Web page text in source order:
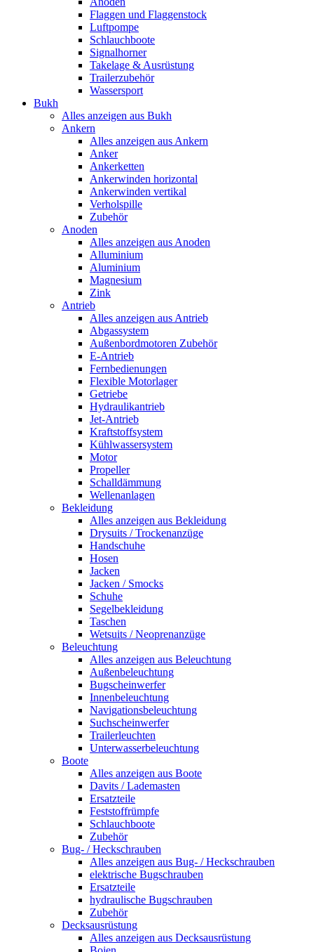
Flaggen und Flaggenstock
Luftpompe
Schlauchboote
Signalhorner
Takelage & Ausrüstung
Trailerzubehör
Wassersport
Bukh
Alles anzeigen aus Bukh
Ankern
Alles anzeigen aus Ankern
Anker
Ankerketten
Ankerwinden horizontal
Ankerwinden vertikal
Verholspille
Zubehör
Anoden
Alles anzeigen aus Anoden
Alluminium
Aluminium
Magnesium
Zink
Antrieb
Alles anzeigen aus Antrieb
Abgassystem
Außenbordmotoren Zubehör
E-Antrieb
Fernbedienungen
Flexible Motorlager
Getriebe
Hydraulikantrieb
Jet-Antrieb
Kraftstoffsystem
Kühlwassersystem
Motor
Propeller
Schalldämmung
Wellenanlagen
Bekleidung
Alles anzeigen aus Bekleidung
Drysuits / Trockenanzüge
Handschuhe
Hosen
Jacken
Jacken / Smocks
Schuhe
Segelbekleidung
Taschen
Wetsuits / Neoprenanzüge
Beleuchtung
Alles anzeigen aus Beleuchtung
Außenbeleuchtung
Bugscheinwerfer
Innenbeleuchtung
Navigationsbeleuchtung
Suchscheinwerfer
Trailerleuchten
Unterwasserbeleuchtung
Boote
Alles anzeigen aus Boote
Davits / Lademasten
Ersatzteile
Feststoffrümpfe
Schlauchboote
Zubehör
Bug- / Heckschrauben
Alles anzeigen aus Bug- / Heckschrauben
elektrische Bugschrauben
Ersatzteile
hydraulische Bugschrauben
Zubehör
Decksausrüstung
Alles anzeigen aus Decksausrüstung